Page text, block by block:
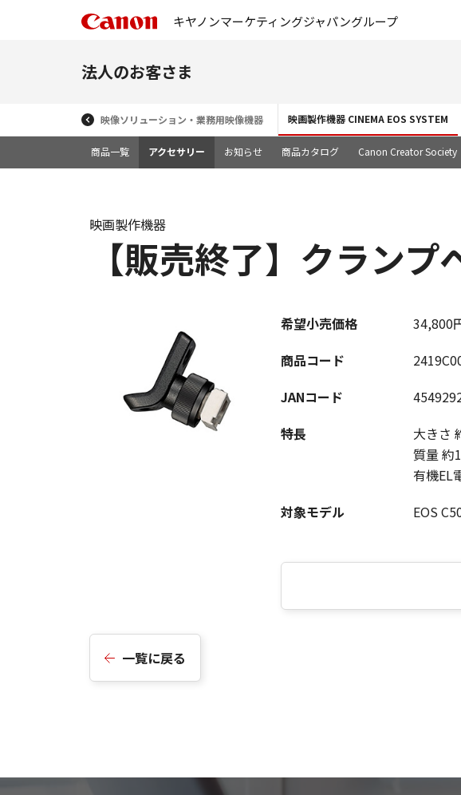
キヤノンマーケティングジャパングループ
法人のお客さま
映像ソリューション・業務用映像機器 映画製作機器 CINEMA EOS SYSTEM
商品一覧 アクセサリー お知らせ 商品カタログ Canon Creator Society
【販売終了】クランプ
映画製作機器
希望小売価格
34,800
商品コード
JANコード
特長
大きさ
質量 約
有機EL
対象モデル
EOS
一覧に戻る